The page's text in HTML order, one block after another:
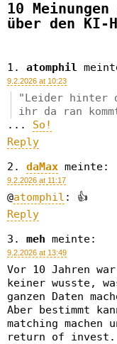
10
über den KI-
atomphil
9.2.2026 at 10:23
Leider hinter
ihr da ran
... So!
Reply
daMax meinte:
9.2.2026 at 11:17
@atomphil : 👍
Reply
meh meinte:
9.2.2026 at 13:49
Vor 10 Jahren
keiner wusste,
ganzen Daten
Aber bestimmt
matching
return of invest.